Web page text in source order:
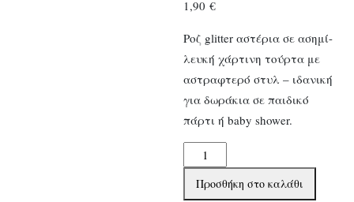
1,90€
Ροζ glitter αστέρια σε ασημί-
λευκή χάρτινη τούρτα με
αστραφτερό στυλ – ιδανική
για δωράκια σε παιδικό
πάρτι ή baby shower.
Χάρτινη
Τούρτα
Βaby
Προσθήκη στο καλάθι